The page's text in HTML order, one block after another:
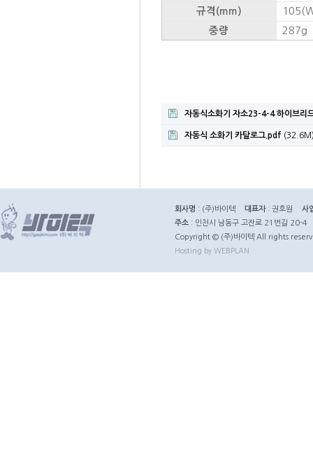
규격(mm)
중량 287g
자동식소화기 자소23-4-4 하이브리
자동식 소화기 카탈로그.pdf
회사명 : (주)바이텍 대표자: 권호원
사
주소 : 인천시 남동구 고잔로 21번길 20-4
Copyright © (주)바이텍 All rights
Hosting by WEBPLAN